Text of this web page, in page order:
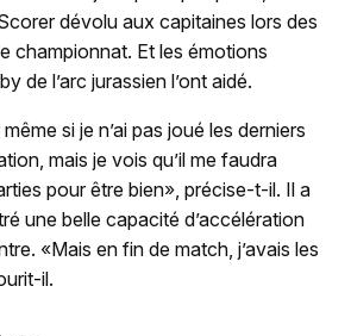
dévolu aux capitaines lors des
championnat. Et les émotions
de l’arc jurassien l’ont aidé.
même si je n’ai pas joué les derniers
mais je vois qu’il me faudra
pour être bien», précise-t-il. Il a
une belle capacité d’accélération
«Mais en fin de match, j’avais les
il.